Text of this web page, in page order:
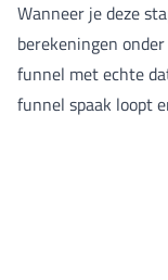
Wanneer je deze
berekeningen
funnel met echte
funnel spaak loopt